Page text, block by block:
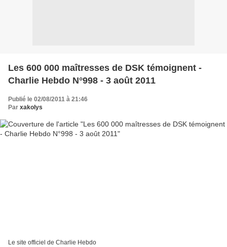
Les 600 000 maîtresses de DSK témoignent -
Charlie Hebdo N°998 - 3 août 2011
Publié le 02/08/2011 à 21:46
Par xakolys
Le site officiel de Charlie Hebdo